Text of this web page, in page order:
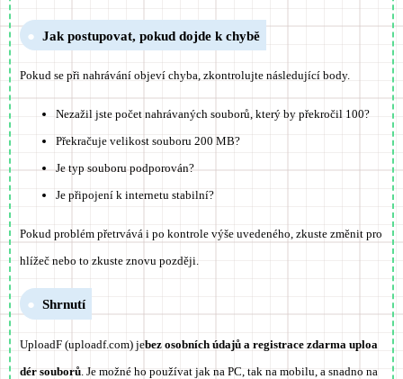
Jak postupovat, pokud dojde k chybě
Pokud se při nahrávání objeví chyba, zkontrolujte následující body.
Nezažil jste počet nahrávaných souborů, který by překročil 100?
Překračuje velikost souboru 200 MB?
Je typ souboru podporován?
Je připojení k internetu stabilní?
Pokud problém přetrvává i po kontrole výše uvedeného, zkuste změnit pro
hlížeč nebo to zkuste znovu později.
Shrnutí
UploadF (uploadf.com) jebez osobních údajů a registrace zdarma uploa
dér souborů . Je možné ho používat jak na PC, tak na mobilu, a snadno na